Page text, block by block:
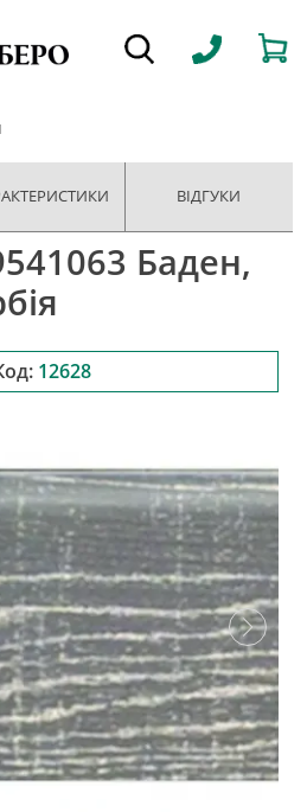
ВІДГУКИ
Баден,
12628